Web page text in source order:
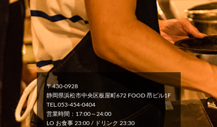
〒430-0928
静岡県浜松市中央区板屋町672 FOOD 昂ビル1F
TEL.053-454-0404
営業時間：17:00～24:00
LO お食事 23:00 / ドリンク 23:30